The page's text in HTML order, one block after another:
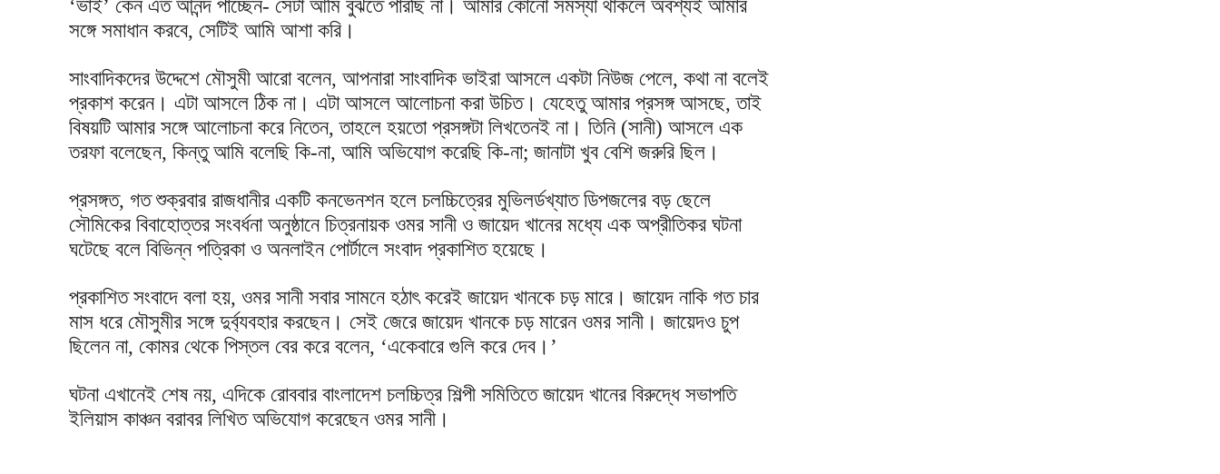
‘ভাই’ কেন এত আনন্দ পাচ্ছেন- সেটা আমি বুঝতে পারছি না। আমার কোনো সমস্যা থাকলে অবশ্যই আমার
সঙ্গে সমাধান করবে, সেটিই আমি আশা করি।
সাংবাদিকদের উদ্দেশে মৌসুমী আরো বলেন, আপনারা সাংবাদিক ভাইরা আসলে একটা নিউজ পেলে, কথা না বলেই
প্রকাশ করেন। এটা আসলে ঠিক না। এটা আসলে আলোচনা করা উচিত। যেহেতু আমার প্রসঙ্গ আসছে, তাই
বিষয়টি আমার সঙ্গে আলোচনা করে নিতেন, তাহলে হয়তো প্রসঙ্গটা লিখতেনই না। তিনি (সানী) আসলে এক
তরফা বলেছেন, কিন্তু আমি বলেছি কি-না, আমি অভিযোগ করেছি কি-না; জানাটা খুব বেশি জরুরি ছিল।
প্রসঙ্গত, গত শুক্রবার রাজধানীর একটি কনভেনশন হলে চলচ্চিত্রের মুভিলর্ডখ্যাত ডিপজলের বড় ছেলে
সৌমিকের বিবাহোত্তর সংবর্ধনা অনুষ্ঠানে চিত্রনায়ক ওমর সানী ও জায়েদ খানের মধ্যে এক অপ্রীতিকর ঘটনা
ঘটেছে বলে বিভিন্ন পত্রিকা ও অনলাইন পোর্টালে সংবাদ প্রকাশিত হয়েছে।
প্রকাশিত সংবাদে বলা হয়, ওমর সানী সবার সামনে হঠাৎ করেই জায়েদ খানকে চড় মারে। জায়েদ নাকি গত চার
মাস ধরে মৌসুমীর সঙ্গে দুর্ব্যবহার করছেন। সেই জেরে জায়েদ খানকে চড় মারেন ওমর সানী। জায়েদও চুপ
ছিলেন না, কোমর থেকে পিস্তল বের করে বলেন, ‘একেবারে গুলি করে দেব।’
ঘটনা এখানেই শেষ নয়, এদিকে রোববার বাংলাদেশ চলচ্চিত্র শিল্পী সমিতিতে জায়েদ খানের বিরুদ্ধে সভাপতি
ইলিয়াস কাঞ্চন বরাবর লিখিত অভিযোগ করেছেন ওমর সানী।